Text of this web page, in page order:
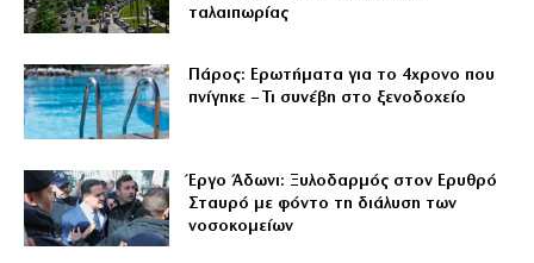
ταλαιπωρίας
Πάρος: Ερωτήματα για το 4χρονο που
πνίγηκε – Τι συνέβη στο ξενοδοχείο
Έργο Άδωνι: Ξυλοδαρμός στον Ερυθρό
Σταυρό με φόντο τη διάλυση των
νοσοκομείων